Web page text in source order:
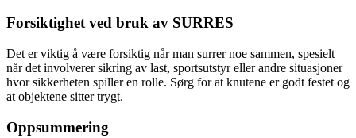
Forsiktighet ved bruk av SURRES
Det er viktig å være forsiktig når man surrer noe sammen, spesielt
når det involverer sikring av last, sportsutstyr eller andre situasjoner
hvor sikkerheten spiller en rolle. Sørg for at knutene er godt festet og
at objektene sitter trygt.
Oppsummering